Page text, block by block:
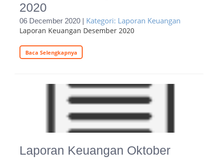
2020
06 December 2020 | Kategori: Laporan Keuangan
Laporan Keuangan Desember 2020
Baca Selengkapnya
Laporan Keuangan Oktober